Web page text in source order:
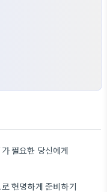
필요한 당신에게
현명하게 준비하기